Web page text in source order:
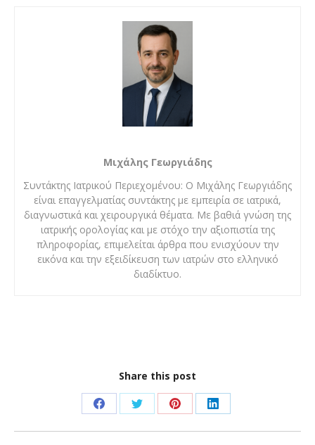
Μιχάλης Γεωργιάδης
Συντάκτης Ιατρικού Περιεχομένου: Ο Μιχάλης Γεωργιάδης
είναι επαγγελματίας συντάκτης με εμπειρία σε ιατρικά,
διαγνωστικά και χειρουργικά θέματα. Με βαθιά γνώση της
ιατρικής ορολογίας και με στόχο την αξιοπιστία της
πληροφορίας, επιμελείται άρθρα που ενισχύουν την
εικόνα και την εξειδίκευση των ιατρών στο ελληνικό
διαδίκτυο.
Share this post